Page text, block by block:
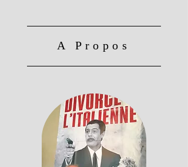
A Propos